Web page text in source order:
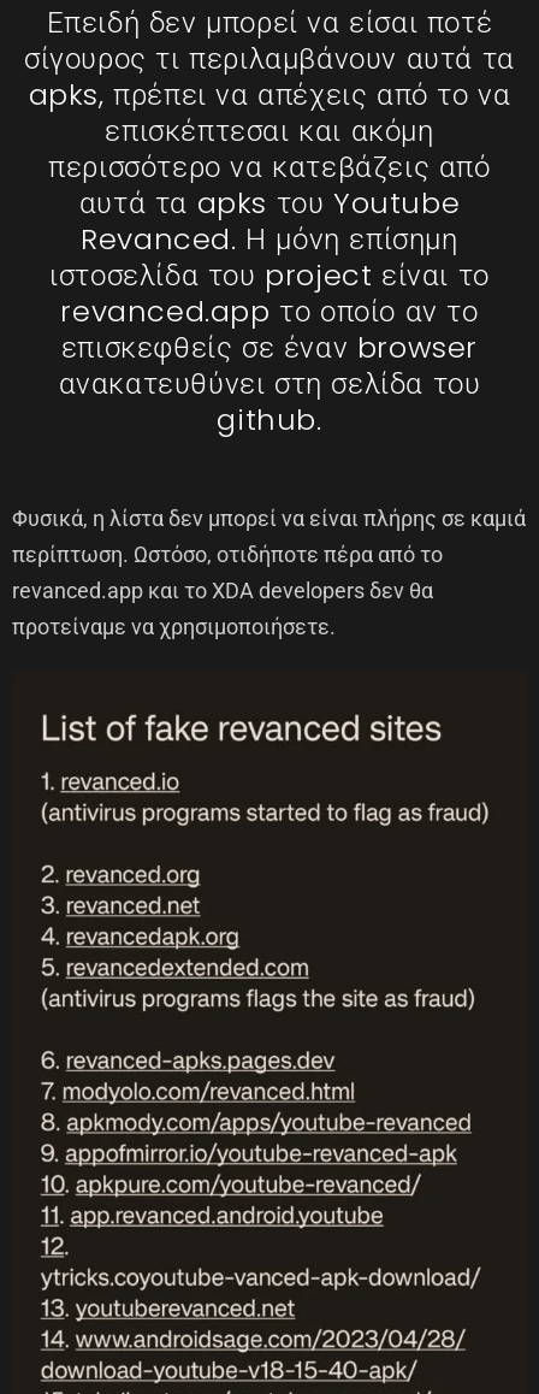
Επειδή δεν μπορεί να είσαι ποτέ
σίγουρος τι περιλαμβάνουν αυτά τα
apks, πρέπει να απέχεις από το να
επισκέπτεσαι και ακόμη
περισσότερο να κατεβάζεις από
αυτά τα apks του Youtube
Revanced. Η μόνη επίσημη
ιστοσελίδα του project είναι το
revanced.app το οποίο αν το
επισκεφθείς σε έναν browser
ανακατευθύνει στη σελίδα του
github.
Φυσικά, η λίστα δεν μπορεί να είναι πλήρης σε καμιά
περίπτωση. Ωστόσο, οτιδήποτε πέρα από το
revanced.app και το XDA developers δεν θα
προτείναμε να χρησιμοποιήσετε.